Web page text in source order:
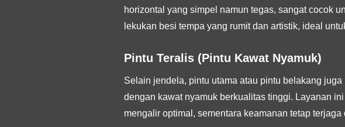
horizontal yang simpel namun tegas, sangat cocok
lekukan besi tempa yang rumit dan artistik, ideal
Pintu Teralis (Pintu Kawat Nyamuk)
Selain jendela, pintu utama atau pintu belakang
dengan kawat nyamuk berkualitas tinggi. Layanan
mengalir optimal, sementara keamanan tetap